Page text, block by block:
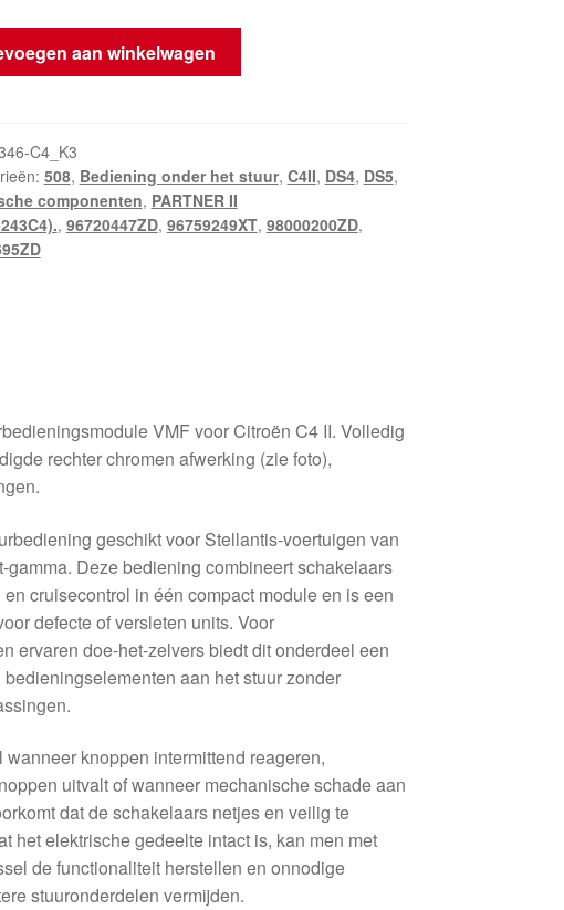
aan winkelwagen
C4_K3
508, Bediening onder het stuur, C4II, DS4, DS5,
componenten, PARTNER II
, 96720447ZD, 96759249XT, 98000200ZD,
VMF voor Citroën C4 II. Volledig
rechter chromen afwerking (zie foto),
geschikt voor Stellantis-voertuigen van
gamma. Deze bediening combineert schakelaars
cruisecontrol in één compact module en is een
defecte of versleten units. Voor
ervaren doe-het-zelvers biedt dit onderdeel een
aan het stuur zonder
knoppen intermittend reageren,
uitvalt of wanneer mechanische schade aan
dat de schakelaars netjes en veilig te
het elektrische gedeelte intact is, kan men met
de functionaliteit herstellen en onnodige
stuuronderdelen vermijden.